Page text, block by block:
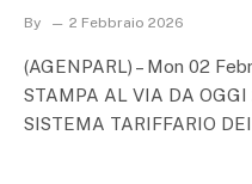
By 2 Febbraio 2026
(AGENPARL) – Mon 02
STAMPA AL VIA DA
SISTEMA TARIFFARIO